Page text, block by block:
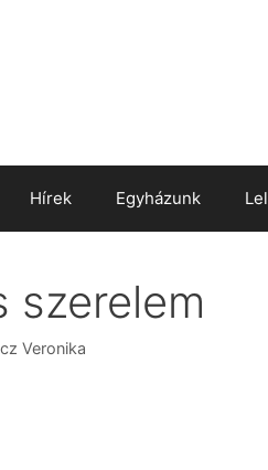
Hírek Egyházunk
szerelem
Veronika